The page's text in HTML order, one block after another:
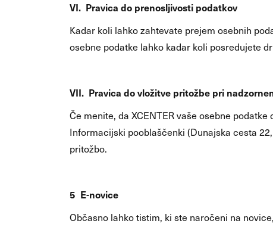
VI. Pravica do prenosljivosti podatkov
Kadar koli lahko zahtevate prejem osebnih
osebne podatke lahko kadar koli posredujete
VII. Pravica do vložitve pritožbe pri
Če menite, da XCENTER vaše osebne
Informacijski pooblaščenki (Dunajska cesta
pritožbo.
5 E-novice
Občasno lahko tistim, ki ste naročeni na